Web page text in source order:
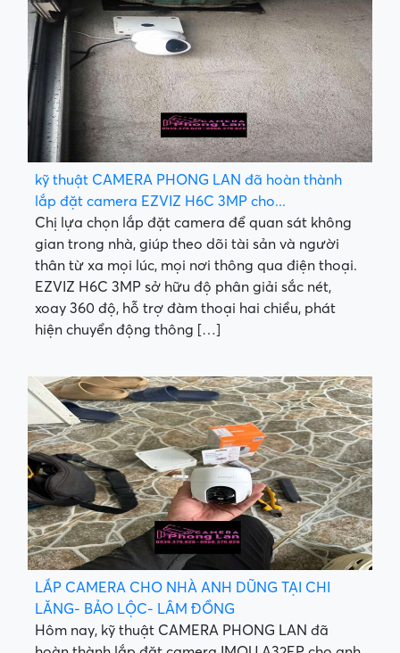
kỹ thuật CAMERA PHONG LAN đã hoàn thành
lắp đặt camera EZVIZ H6C 3MP cho...
Chị lựa chọn lắp đặt camera để quan sát không
gian trong nhà, giúp theo dõi tài sản và người
thân từ xa mọi lúc, mọi nơi thông qua điện thoại.
EZVIZ H6C 3MP sở hữu độ phân giải sắc nét,
xoay 360 độ, hỗ trợ đàm thoại hai chiều, phát
hiện chuyển động thông […]
LẮP CAMERA CHO NHÀ ANH DŨNG TẠI CHI
LĂNG- BẢO LỘC- LÂM ĐỒNG
Hôm nay, kỹ thuật CAMERA PHONG LAN đã